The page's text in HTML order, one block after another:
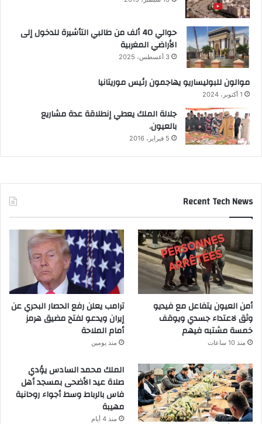
حوالي 40 ألف من طالبي التأشيرة للدخول إلى
الأراضي المغربية
3 أغسطس، 2025
موالون للبوليساريو يهاجمون رئيس موريتانيا
1 أكتوبر، 2024
جلالة الملك يعطي إنطلاقة عدة مشاريع
بالعيون.
5 فبراير، 2016
Recent Tech News
أمن العيون يتفاعل مع فيديو
وثق لاعتداء جسدي ويوقف
خمسة مشتبه فيهم
منذ 10 ساعات
ترامب يعلن رفع الحصار البحري عن
إيران ويدعو لفتح مضيق هرمز
أمام الملاحة
منذ يومين
الملك محمد السادس يؤدي
صلاة عيد الأضحى بمسجد أهل
فاس بالرباط وسط أجواء روحانية
مهيبة
منذ 4 أيام